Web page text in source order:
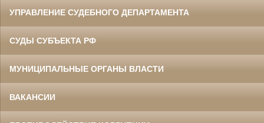
УПРАВЛЕНИЕ СУДЕБНОГО ДЕПАРТАМЕНТА
СУДЫ СУБЪЕКТА РФ
МУНИЦИПАЛЬНЫЕ ОРГАНЫ ВЛАСТИ
ВАКАНСИИ